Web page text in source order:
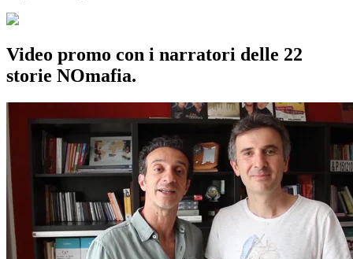
Video promo con i narratori delle 22
storie NOmafia.